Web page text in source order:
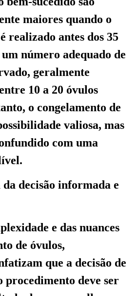
maiores quando o
realizado antes dos 35
número adequado de
geralmente
10 a 20 óvulos
o congelamento de
valiosa, mas
com uma
decisão informada e
e das nuances
de óvulos,
que a decisão de
procedimento deve ser